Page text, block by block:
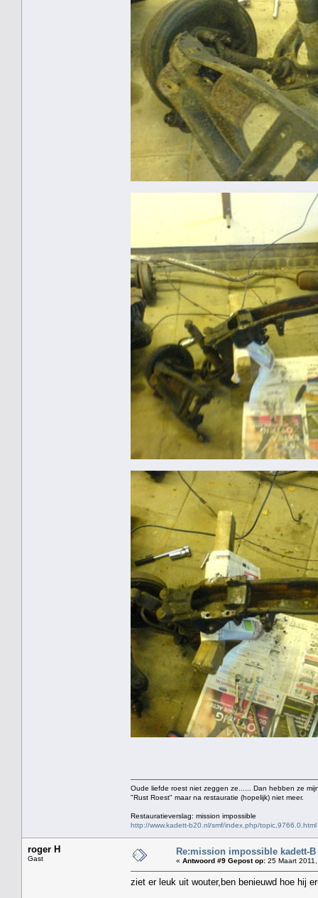
Oude liefde roest niet zeggen ze...... Dan hebben ze
"Rust Roest" maar na restauratie (hopelijk) niet meer.
Restauratieverslag: mission impossible
http://www.kadett-b20.nl/smf/index.php/topic,9766.0.html
roger H
Gast
Re:mission impossible kadett-B
« Antwoord #9 Gepost op: 25 Maart
ziet er leuk uit wouter,ben benieuwd hoe hij